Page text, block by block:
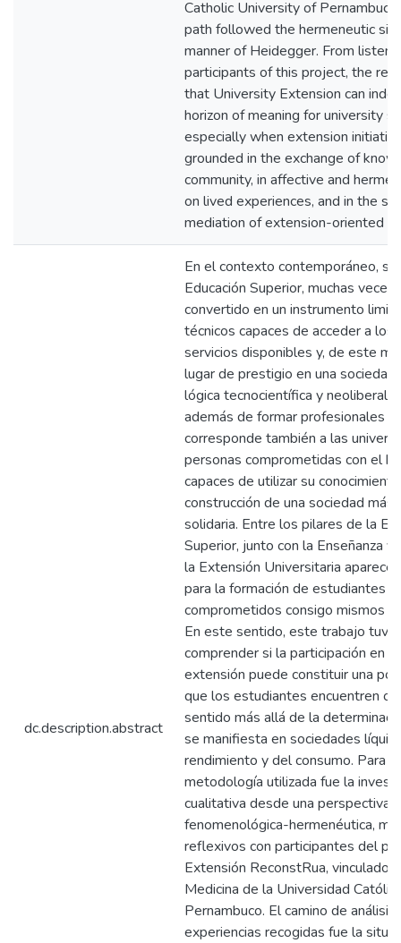
Catholic University of
path followed the hermeneutic
manner of Heidegger. From
participants of this project, the
that University Extension can
horizon of meaning for university
especially when extension
grounded in the exchange of
community, in affective and
on lived experiences, and in the
mediation of extension-oriented
dc.description.abstract
En el contexto contemporáneo,
Educación Superior, muchas
convertido en un instrumento
técnicos capaces de acceder a los
servicios disponibles y, de este
lugar de prestigio en una sociedad
lógica tecnocientífica y neoliberal.
además de formar profesionales
corresponde también a las
personas comprometidas con el
capaces de utilizar su
construcción de una sociedad más
solidaria. Entre los pilares de la
Superior, junto con la Enseñanza y
la Extensión Universitaria aparece
para la formación de estudiantes
comprometidos consigo mismos y
En este sentido, este trabajo
comprender si la participación en
extensión puede constituir una
que los estudiantes encuentren
sentido más allá de la
se manifiesta en sociedades
rendimiento y del consumo. Para
metodología utilizada fue la
cualitativa desde una perspectiva
fenomenológica-hermenéutica,
reflexivos con participantes del
Extensión ReconstRua, vinculado
Medicina de la Universidad
Pernambuco. El camino de análisis
experiencias recogidas fue la